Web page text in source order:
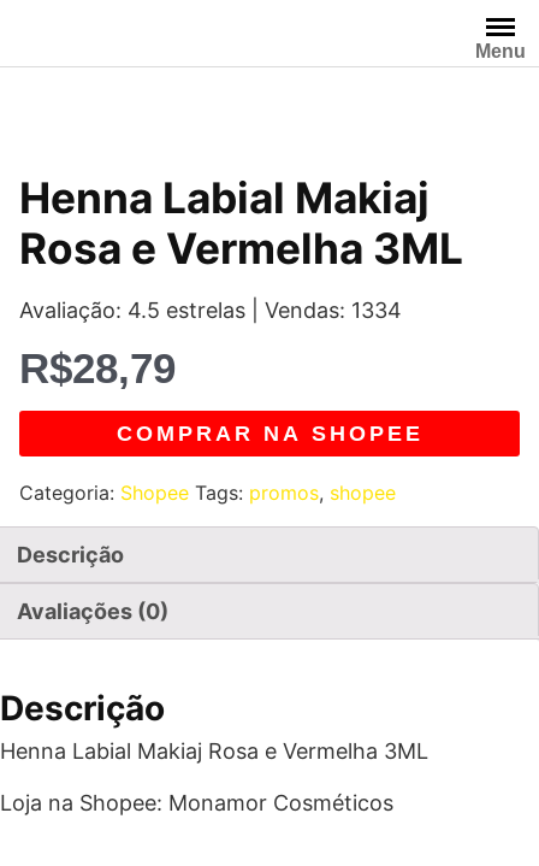
o
Menu
Henna Labial Makiaj
Rosa e Vermelha 3ML
Avaliação: 4.5 estrelas | Vendas: 1334
R$28,79
COMPRAR NA SHOPEE
Categoria: Shopee Tags: promos, shopee
Descrição
Avaliações (0)
Descrição
Henna Labial Makiaj Rosa e Vermelha 3ML
Loja na Shopee: Monamor Cosméticos